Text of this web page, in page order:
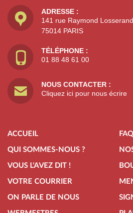
ADRESSE :
141 rue Raymond Losserand
75014 PARIS
TÉLÉPHONE :
01 88 48 61 00
NOUS CONTACTER :
Cliquez ici pour nous écrire
ACCUEIL
QUI SOMMES-NOUS ?
VOUS L'AVEZ DIT !
VOTRE COURRIER
ON PARLE DE NOUS